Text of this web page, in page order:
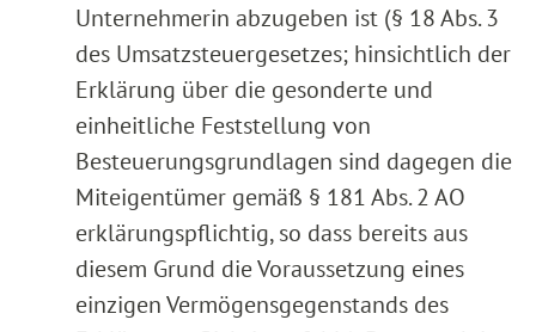
Unternehmerin abzugeben ist (§ 18 Abs. 3
des Umsatzsteuergesetzes; hinsichtlich der
Erklärung über die gesonderte und
einheitliche Feststellung von
Besteuerungsgrundlagen sind dagegen die
Miteigentümer gemäß § 181 Abs. 2 AO
erklärungspflichtig, so dass bereits aus
diesem Grund die Voraussetzung eines
einzigen Vermögensgegenstands des